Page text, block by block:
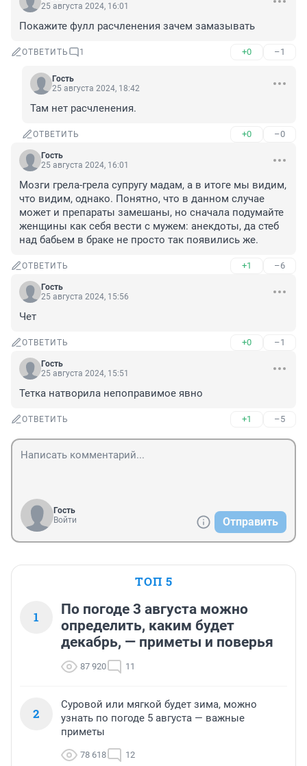
25 августа 2024, 16:01
Покажите фулл расчленения зачем замазывать
ОТВЕТИТЬ 1 +0 –1
Гость
25 августа 2024, 18:42
Там нет расчленения.
ОТВЕТИТЬ +0 –0
Гость
25 августа 2024, 16:01
Мозги грела-грела супругу мадам, а в итоге мы видим,
что видим, однако. Понятно, что в данном случае
может и препараты замешаны, но сначала подумайте
женщины как себя вести с мужем: анекдоты, да стеб
над бабьем в браке не просто так появились же.
ОТВЕТИТЬ +1 –6
Гость
25 августа 2024, 15:56
Чет
ОТВЕТИТЬ +0 –1
Гость
25 августа 2024, 15:51
Тетка натворила непоправимое явно
ОТВЕТИТЬ +1 –5
Гость
Войти
Отправить
ТОП 5
1
По погоде 3 августа можно
определить, каким будет
декабрь, — приметы и поверья
87 920 11
2
Суровой или мягкой будет зима, можно
узнать по погоде 5 августа — важные
приметы
78 618 12